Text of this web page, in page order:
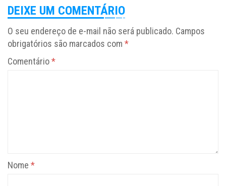
DEIXE UM COMENTÁRIO
O seu endereço de e-mail não será publicado. Campos
obrigatórios são marcados com *
Comentário*
Nome *